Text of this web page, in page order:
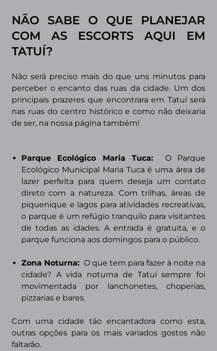
NÃO SABE O QUE PLANEJAR
COM AS ESCORTS AQUI EM
TATUÍ?
Não será preciso mais do que uns minutos para
perceber o encanto das ruas da cidade. Um dos
principais prazeres que encontrara em Tatuí será
nas ruas do centro histórico e como não deixaria
de ser, na nossa página também!
Parque Ecológico Maria Tuca: O Parque
Ecológico Municipal Maria Tuca é uma área de
lazer perfeita para quem deseja um contato
direto com a natureza. Com trilhas, áreas de
piquenique e lagos para atividades recreativas,
o parque é um refúgio tranquilo para visitantes
de todas as idades. A entrada é gratuita, e o
parque funciona aos domingos para o público.
Zona Noturna: O que tem para fazer à noite na
cidade? A vida noturna de Tatuí sempre foi
movimentada por lanchonetes, choperias,
pizzarias e bares.
Com uma cidade tão encantadora como esta,
outras opções para os mais variados gostos não
faltarão.